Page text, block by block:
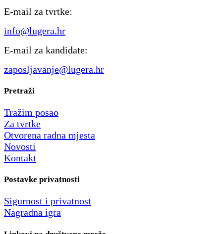
E-mail za tvrtke:
info@lugera.hr
E-mail za kandidate:
zaposljavanje@lugera.hr
Pretraži
Tražim posao
Za tvrtke
Otvorena radna mjesta
Novosti
Kontakt
Postavke privatnosti
Sigurnost i privatnost
Nagradna igra